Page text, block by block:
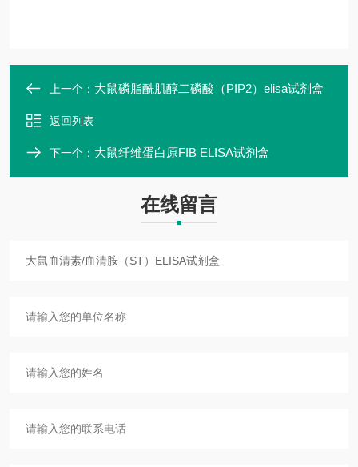
上一个： 大鼠磷脂酰肌醇二磷酸（PIP2）elisa试剂盒
返回列表
下一个： 大鼠纤维蛋白原FIB ELISA试剂盒
在线留言